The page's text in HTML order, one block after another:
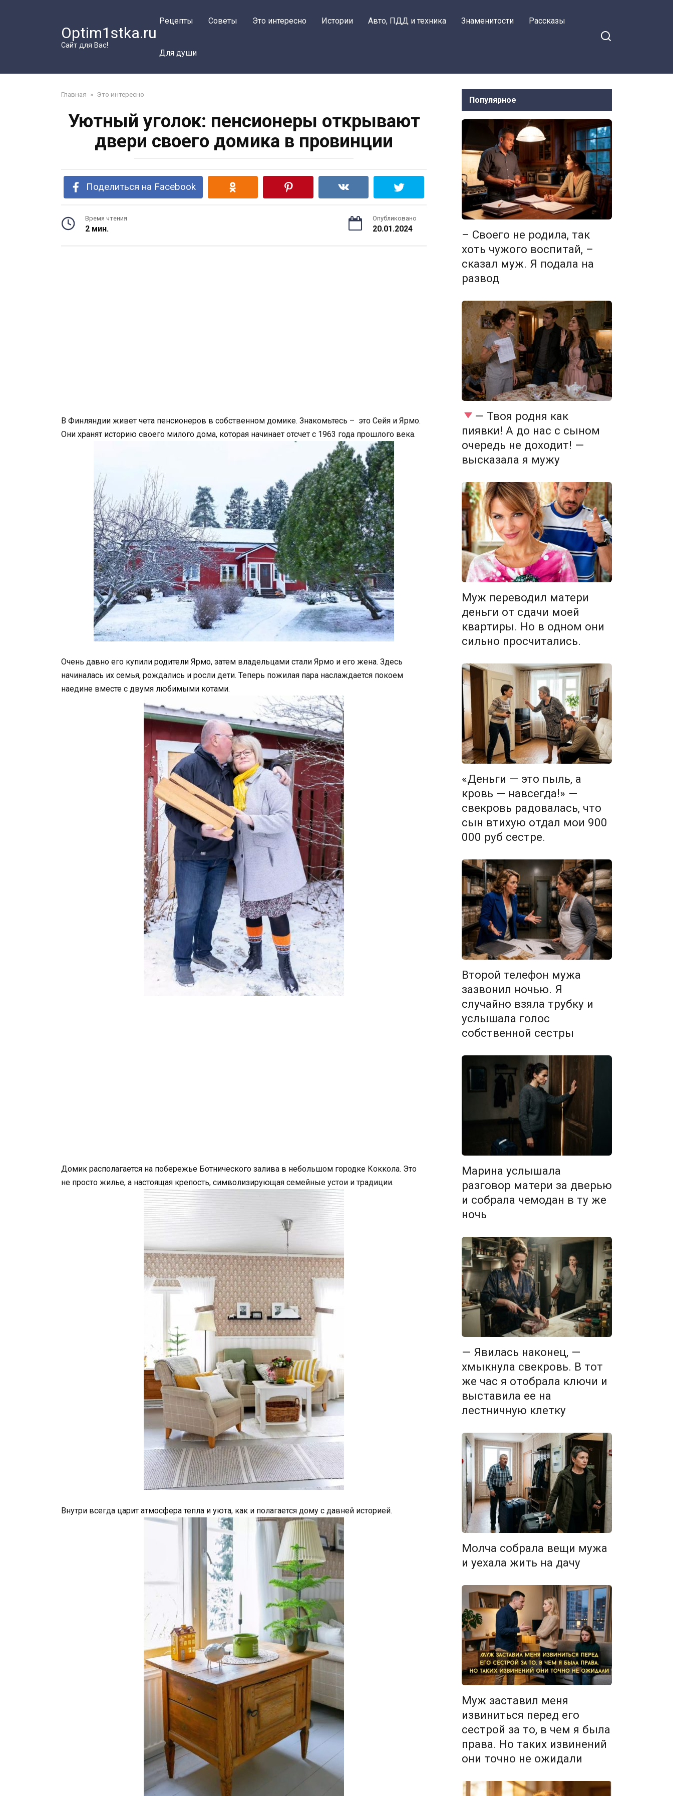
Optim1stka.ru
Сайт для Вас!
Рецепты Советы Это интересно Истории Авто, ПДД и техника Знаменитости Рассказы
Для души
Главная » Это интересно
Уютный уголок: пенсионеры открывают
двери своего домика в провинции
Поделиться на Facebook
Время чтения
2 мин.
Опубликовано
20.01.2024
В Финляндии живет чета пенсионеров в собственном домике. Знакомьтесь – это Сейя и Ярмо.
Они хранят историю своего милого дома, которая начинает отсчет с 1963 года прошлого века.
Очень давно его купили родители Ярмо, затем владельцами стали Ярмо и его жена. Здесь
начиналась их семья, рождались и росли дети. Теперь пожилая пара наслаждается покоем
наедине вместе с двумя любимыми котами.
Домик располагается на побережье Ботнического залива в небольшом городке Коккола. Это
не просто жилье, а настоящая крепость, символизирующая семейные устои и традиции.
Внутри всегда царит атмосфера тепла и уюта, как и полагается дому с давней историей.
Популярное
– Своего не родила, так
хоть чужого воспитай, –
сказал муж. Я подала на
развод
— Твоя родня как
пиявки! А до нас с сыном
очередь не доходит! —
высказала я мужу
Муж переводил матери
деньги от сдачи моей
квартиры. Но в одном они
сильно просчитались.
«Деньги — это пыль, а
кровь — навсегда!» —
свекровь радовалась, что
сын втихую отдал мои 900
000 руб сестре.
Второй телефон мужа
зазвонил ночью. Я
случайно взяла трубку и
услышала голос
собственной сестры
Марина услышала
разговор матери за дверью
и собрала чемодан в ту же
ночь
— Явилась наконец, —
хмыкнула свекровь. В тот
же час я отобрала ключи и
выставила ее на
лестничную клетку
Молча собрала вещи мужа
и уехала жить на дачу
Муж заставил меня
извиниться перед его
сестрой за то, в чем я была
права. Но таких извинений
они точно не ожидали